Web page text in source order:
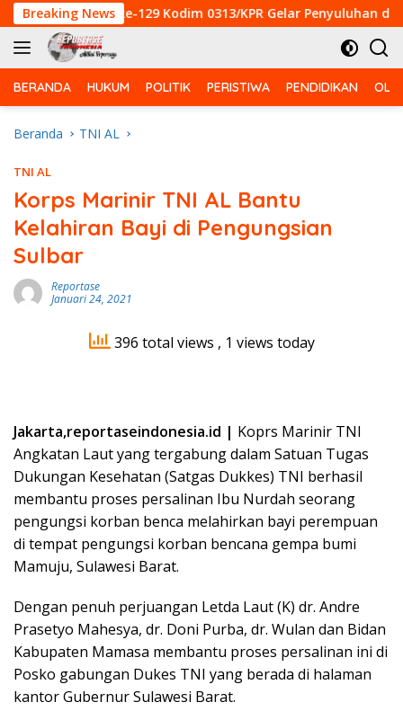
Langsung
ke
konten
Breaking News
TMMD ke-129 Kodim 0313/KPR Gelar Penyuluhan di
BERANDA HUKUM POLITIK PERISTIWA PENDIDIKAN
Beranda TNI AL
TNI AL
Korps Marinir TNI AL Bantu
Kelahiran Bayi di Pengungsian
Sulbar
Reportase
Januari 24, 2021
396 total views , 1 views today
Jakarta,reportaseindonesia.id | Koprs Marinir TNI
Angkatan Laut yang tergabung dalam Satuan Tugas
Dukungan Kesehatan (Satgas Dukkes) TNI berhasil
membantu proses persalinan Ibu Nurdah seorang
pengungsi korban benca melahirkan bayi perempuan
di tempat pengungsi korban bencana gempa bumi
Mamuju, Sulawesi Barat.
Dengan penuh perjuangan Letda Laut (K) dr. Andre
Prasetyo Mahesya, dr. Doni Purba, dr. Wulan dan Bidan
Kabupaten Mamasa membantu proses persalinan ini di
Posko gabungan Dukes TNI yang berada di halaman
kantor Gubernur Sulawesi Barat.